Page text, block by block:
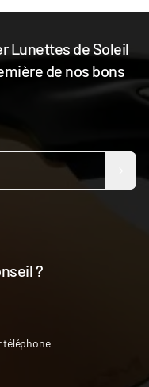
Lunettes de Soleil
de nos bons
?
téléphone